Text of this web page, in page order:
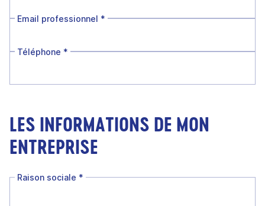
Email professionnel *
Téléphone *
LES INFORMATIONS DE MON
ENTREPRISE
Raison sociale *